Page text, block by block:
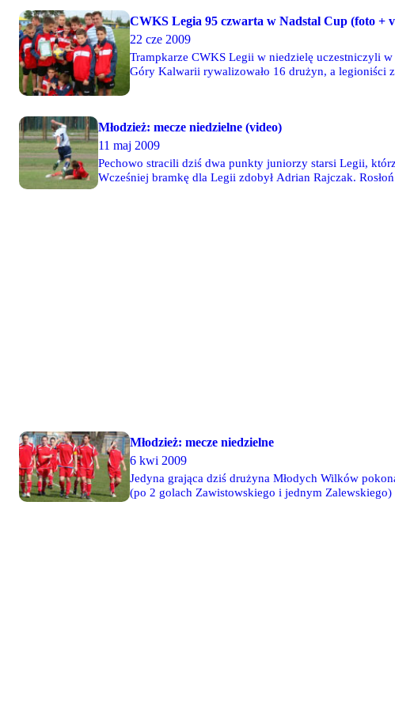
CWKS Legia 95 czwarta w Nadstal Cup (foto +
22 cze 2009
Trampkarze CWKS Legii w niedzielę uczestniczyli
Góry Kalwarii rywalizowało 16 drużyn, a legioniści
Młodzież: mecze niedzielne (video)
11 maj 2009
Pechowo stracili dziś dwa punkty juniorzy starsi Legii,
Wcześniej bramkę dla Legii zdobył Adrian Rajczak.
Młodzież: mecze niedzielne
6 kwi 2009
Jedyna grająca dziś drużyna Młodych Wilków
(po 2 golach Zawistowskiego i jednym